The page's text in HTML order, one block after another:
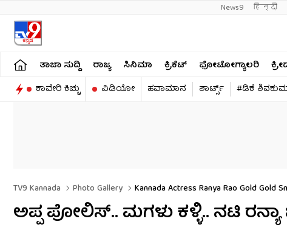
News9 हिन्दी
ತಾಜಾ ಸುದ್ದಿ ರಾಜ್ಯ ಸಿನಿಮಾ ಕ್ರಿಕೆಟ್​ ಫೋಟೋಗ್ಯಾಲರಿ
ಕಾವೇರಿ ಕಿಚ್ಚು
ವಿಡಿಯೋ ಹವಾಮಾನ ಶಾರ್ಟ್ಸ್​ #ಡಿಕೆ
TV9 Kannada Photo Gallery Kannada Actress Ranya Rao Gold Gold
ಅಪ್ಪ ಪೋಲಿಸ್.. ಮಗಳು ಕಳ್ಳಿ.. ನಟಿ ರನ್ಯಾ